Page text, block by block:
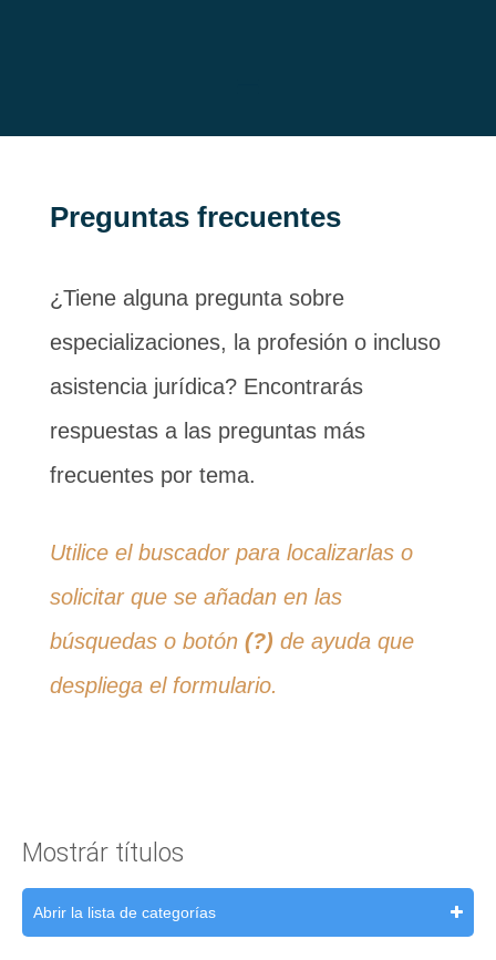
Preguntas frecuentes
¿Tiene alguna pregunta sobre
especializaciones, la profesión o incluso
asistencia jurídica? Encontrarás
respuestas a las preguntas más
frecuentes por tema.
Utilice el buscador para localizarlas o
solicitar que se añadan en las
búsquedas o botón (?) de ayuda que
despliega el formulario.
Mostrár títulos
Abrir la lista de categorías